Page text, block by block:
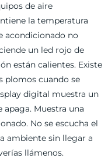
de aire
la temperatura
acondicionado no
un led rojo de
están calientes. Existe
plomos cuando se
digital muestra un
apaga. Muestra una
No se escucha el
ambiente sin llegar a
llámenos.